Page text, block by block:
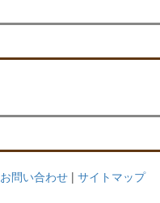
お問い合わせ | サイトマップ